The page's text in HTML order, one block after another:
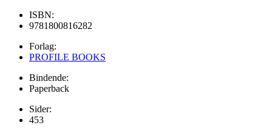
ISBN:
9781800816282
Forlag:
PROFILE BOOKS
Bindende:
Paperback
Sider:
453